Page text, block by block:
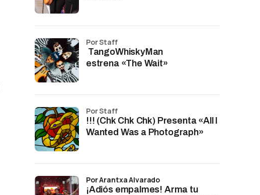
TangoWhiskyMan
estrena «The Wait»
por Staff
!!! (Chk Chk Chk) Presenta «All I
Wanted Was a Photograph»
por Staff
¡Adiós empalmes! Arma tu
por Arantxa Alvarado